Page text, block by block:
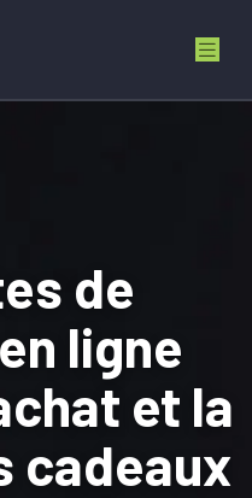
de
ligne
et la
cadeaux